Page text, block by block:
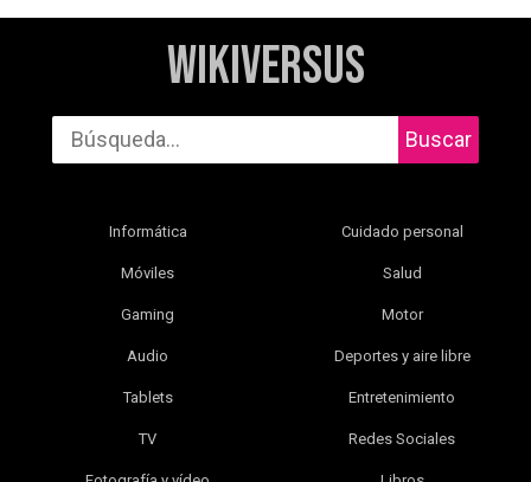
WikiVersus
Buscar
Informática
Móviles
Gaming
Audio
Tablets
TV
Cuidado personal
Salud
Motor
Deportes y aire libre
Entretenimiento
Redes Sociales